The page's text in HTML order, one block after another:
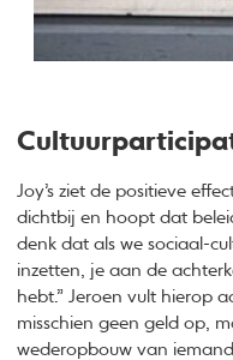
Joy’s ziet de positieve
dichtbij en hoopt dat
denk dat als we sociaal-
inzetten, je aan de
hebt.” Jeroen vult hierop
misschien geen geld op,
wederopbouw van